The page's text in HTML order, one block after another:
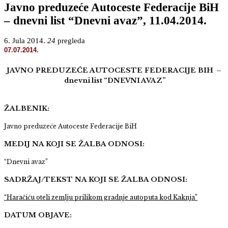
Javno preduzeće Autoceste Federacije BiH
– dnevni list “Dnevni avaz”, 11.04.2014.
6. Jula 2014. 24 pregleda
07.07.2014.
JAVNO PREDUZEĆE AUTOCESTE FEDERACIJE BIH –
dnevni list “DNEVNI AVAZ”
ŽALBENIK:
Javno preduzeće Autoceste Federacije BiH
MEDIJ NA KOJI SE ŽALBA ODNOSI:
“Dnevni avaz”
SADRŽAJ/TEKST NA KOJI SE ŽALBA ODNOSI:
“Haračiću oteli zemlju prilikom gradnje autoputa kod Kaknja”
DATUM OBJAVE: